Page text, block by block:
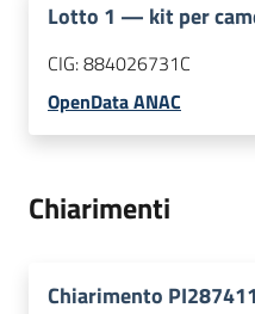
Lotto 1 — kit per
CIG:884026731C
OpenData ANAC
Chiarimenti
Chiarimento